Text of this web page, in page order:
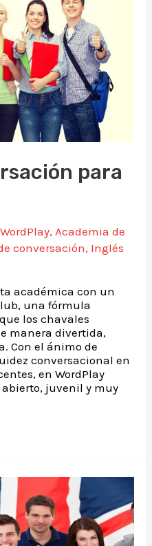
para
WordPlay,Academia de
conversación, Inglés
académica con un
una fórmula
los chavales
manera divertida,
Con el ánimo de
conversacional en
en WordPlay
juvenil y muy